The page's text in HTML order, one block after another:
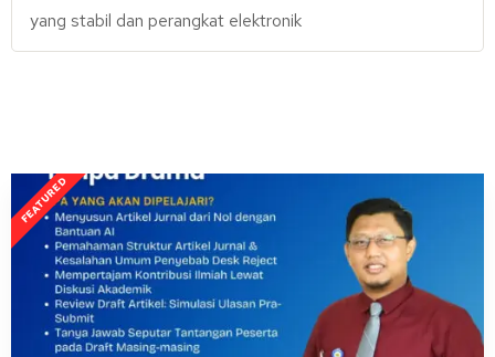
yang stabil dan perangkat elektronik